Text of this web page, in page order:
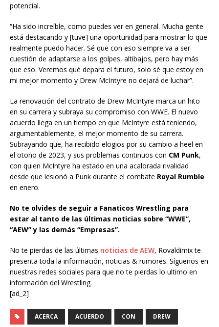
potencial.
“Ha sido increíble, como puedes ver en general. Mucha gente
está destacando y [tuve] una oportunidad para mostrar lo que
realmente puedo hacer. Sé que con eso siempre va a ser
cuestión de adaptarse a los golpes, altibajos, pero hay más
que eso. Veremos qué depara el futuro, solo sé que estoy en
mi mejor momento y Drew McIntyre no dejará de luchar”.
La renovación del contrato de Drew McIntyre marca un hito
en su carrera y subraya su compromiso con WWE. El nuevo
acuerdo llega en un tiempo en que McIntyre está teniendo,
argumentablemente, el mejor momento de su carrera.
Subrayando que, ha recibido elogios por su cambio a heel en
el otoño de 2023, y sus problemas continuos con CM Punk,
con quien McIntyre ha estado en una acalorada rivalidad
desde que lesionó a Punk durante el combate Royal Rumble
en enero.
No te olvides de seguir a Fanaticos Wrestling para
estar al tanto de las últimas noticias sobre “WWE”,
“AEW” y las demás “Empresas”.
No te pierdas de las últimas noticias de AEW, Rovaldimix te
presenta toda la información, noticias & rumores. Síguenos en
nuestras redes sociales para que no te pierdas lo ultimo en
información del Wrestling.
[ad_2]
ACERCA ACUERDO CON DREW